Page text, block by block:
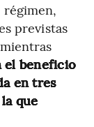
previstas
el beneficio
en tres
que